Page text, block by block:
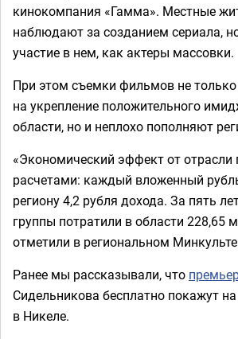
кинокомпания «Гамма». Местные
наблюдают за созданием сериала,
участие в нем, как актеры массовки.
При этом съемки фильмов не
на укрепление положительного
области, но и неплохо пополняют
«Экономический эффект от отрасли
расчетами: каждый вложенный
региону 4,2 рубля дохода. За пять
группы потратили в области 228,65
отметили в региональном
Ранее мы рассказывали, что
Сидельникова бесплатно покажут
в Никеле.